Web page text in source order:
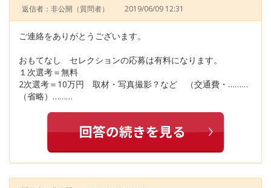
返信者：非公開 （質問者） 2019/06/09 12:31
ご連絡をありがとうございます。
おもてなし セレクションの応募は有料になります。
１次選考＝無料
2次選考＝10万円 取材・写真撮影？など （交通費・………
（省略）………